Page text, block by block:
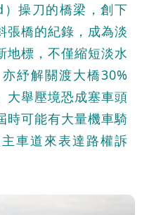
操刀的橋梁，創下
張橋的紀錄，成為淡
地標，不僅縮短淡水
紓解關渡大橋30%
大舉壓境恐成塞車頭
時可能有大量機車騎
車道來表達路權訴